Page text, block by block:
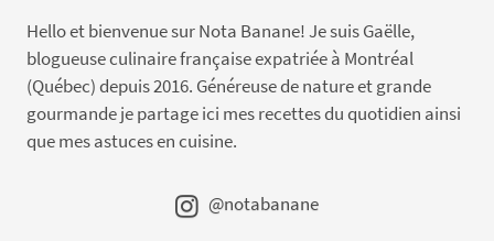
Hello et bienvenue sur Nota Banane! Je suis Gaëlle,
blogueuse culinaire française expatriée à Montréal
(Québec) depuis 2016. Généreuse de nature et grande
gourmande je partage ici mes recettes du quotidien ainsi
que mes astuces en cuisine.
@notabanane